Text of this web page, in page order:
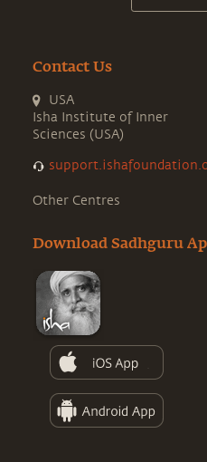
Contact Us
USA
Isha Institute of Inner
Sciences (USA)
Other Centres
Download Sadhguru